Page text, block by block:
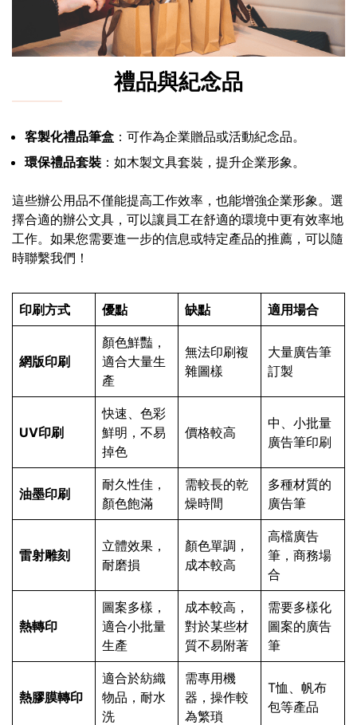
禮品與紀念品
客製化禮品筆盒 ：可作為企業贈品或活動紀念品。
環保禮品套裝 ：如木製文具套裝，提升企業形象。
這些辦公用品不僅能提高工作效率，也能增強企業形象。選
擇合適的辦公文具，可以讓員工在舒適的環境中更有效率地
工作。如果您需要進一步的信息或特定產品的推薦，可以隨
時聯繫我們！
印刷方式 優點 缺點 適用場合
網版印刷
顏色鮮豔，
適合大量生
產
無法印刷複
雜圖樣
大量廣告筆
訂製
UV印刷
快速、色彩
鮮明，不易
掉色
價格較高
中、小批量
廣告筆印刷
油墨印刷
耐久性佳，
顏色飽滿
需較長的乾
燥時間
多種材質的
廣告筆
雷射雕刻
立體效果，
耐磨損
顏色單調，
成本較高
高檔廣告
筆，商務場
合
熱轉印
圖案多樣，
適合小批量
生產
成本較高，
對於某些材
質不易附著
需要多樣化
圖案的廣告
筆
熱膠膜轉印
適合於紡織
物品，耐水
洗
需專用機
器，操作較
為繁瑣
T恤、帆布
包等產品